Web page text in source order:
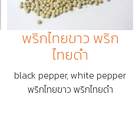
พริกไทยขาว พริก
ไทยดำ
black pepper, white pepper
พริกไทยขาว พริกไทยดำ